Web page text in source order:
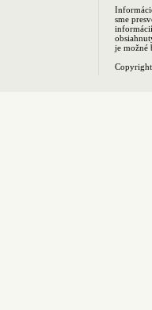
sme
je možné